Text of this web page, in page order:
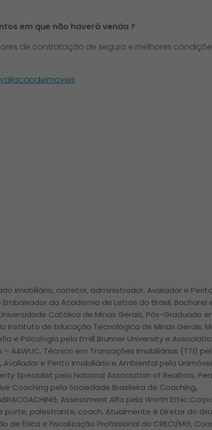
em que não haverá venda ?​
de contratação de seguro e melhores
imobiliário, corretor, administrador, Avaliador e Perito
da Academia de Letras do Brasil, Bacharel
Católica de Minas Gerais, Pós-Graduado
Instituto de Educação Tecnológica de Minas Gerais,
e Psicologia pela Emill Brunner University e
AAWUC, Técnico em Transações Imobiliárias (TTI)
e Perito Imobiliário e Ambiental pela
Specialist pela National Association of Realtors,
Coaching pela Sociedade Brasileira de Coaching,
Assessment Alfa pela Worth Ethic
palestrante, coach. Atualmente é Diretor do
de Ética e Fiscalização Profissional do CRECI/MG,